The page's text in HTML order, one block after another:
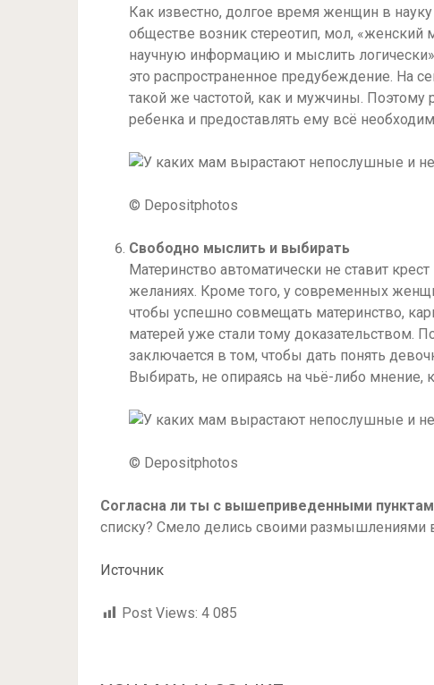
Как известно, долгое время женщин в
обществе возник стереотип, мол, «женский
научную информацию и мыслить
это распространенное предубеждение. На
такой же частотой, как и мужчины. Поэтому
ребенка и предоставлять ему всё
© Depositphotos
Свободно мыслить и выбирать
Материнство автоматически не ставит
желаниях. Кроме того, у современных
чтобы успешно совмещать материнство,
матерей уже стали тому доказательством.
заключается в том, чтобы дать понять
Выбирать, не опираясь на чьё-либо мнение,
© Depositphotos
Согласна ли ты с вышеприведенными
списку? Смело делись своими размышлениями
Источник
Post Views: 4 085